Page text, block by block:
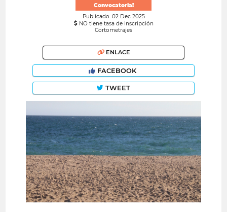
Convocatoria!
Publicado: 02 Dec 2025
NO tiene tasa de inscripción
Cortometrajes
ENLACE
FACEBOOK
TWEET